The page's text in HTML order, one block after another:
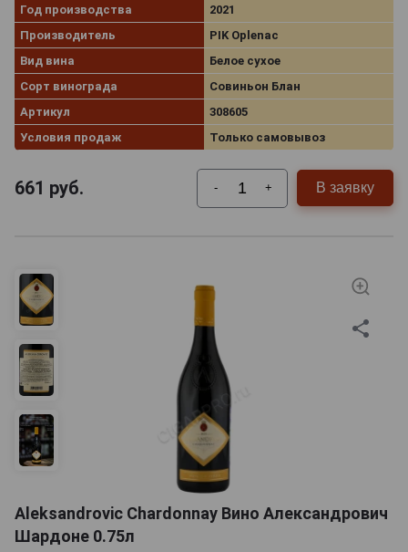
Год производства
2021
Производитель
PIK Oplenac
Вид вина
Белое сухое
Сорт винограда
Совиньон Блан
Артикул
308605
Условия продаж
Только самовывоз
661 руб. - + В заявку
Aleksandrovic Chardonnay Вино Александрович
Шардоне 0.75л